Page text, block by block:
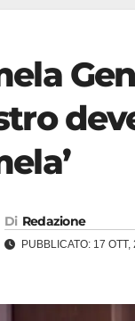
Di Redazione
PUBBLICATO: 17